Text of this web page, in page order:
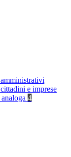
e imprese
4